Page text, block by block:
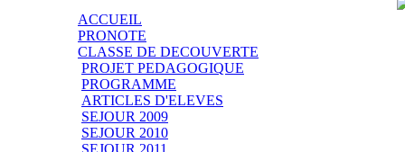
ACCUEIL
PRONOTE
CLASSE DE DECOUVERTE
PROJET PEDAGOGIQUE
PROGRAMME
ARTICLES D'ELEVES
SEJOUR 2009
SEJOUR 2010
SEJOUR 2011